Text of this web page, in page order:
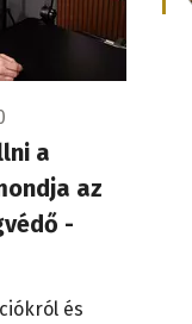
a
az
-
és